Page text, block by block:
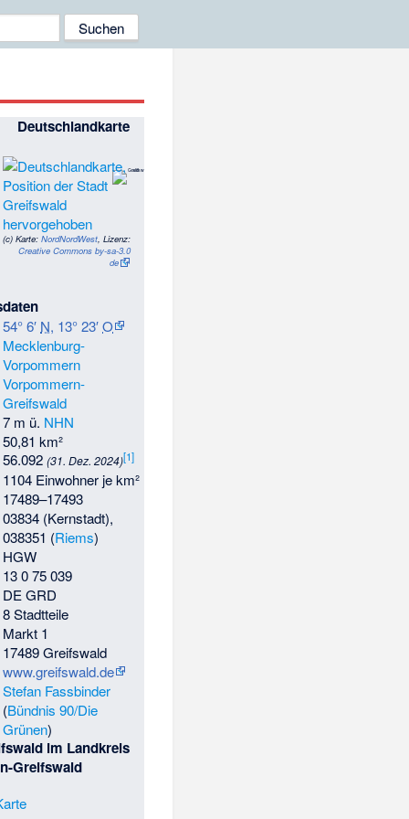
Deutschlandkarte
(c)Karte:NordNordWest, Lizenz:
Creative Commons by-sa-3.0
de
54° 6′ N, 13° 23′O
Mecklenburg-
Vorpommern
Vorpommern-
Greifswald
7 m ü. NHN
50,81 km²
56.092(31. Dez. 2024)[1]
1104 Einwohner je km²
17489–17493
03834 (Kernstadt),
038351 (Riems)
HGW
13 0 75 039
DE GRD
8 Stadtteile
Markt 1
17489 Greifswald
www.greifswald.de
Stefan Fassbinder
(Bündnis 90/Die
Grünen)
im Landkreis
Greifswald